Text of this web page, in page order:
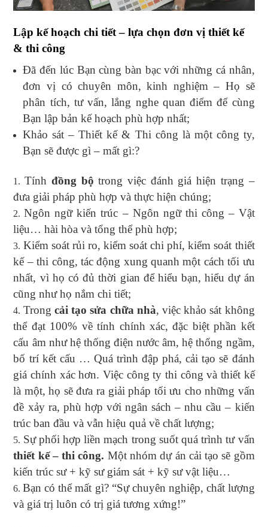
Lập kế hoạch chi tiết – lựa chọn đơn vị thiết kế
& thi công
Đã đến lúc Bạn cùng bàn bạc với những cá nhân,
đơn vị có chuyên môn, kinh nghiệm – Họ sẽ
phân tích, tư vấn, lắng nghe quan điểm để cùng
Bạn lập bản kế hoạch phù hợp nhất;
Khảo sát – Thiết kế & Thi công là một công ty,
Bạn sẽ được gì – mất gì:?
Tính đồng bộtrong việc đánh giá hiện trạng –
đưa giải pháp phù hợp và thực hiện chúng;
Ngôn ngữ kiến trúc – Ngôn ngữ thi công – Vật
liệu… hài hòa và tổng thể phù hợp;
Kiểm soát rủi ro, kiểm soát chi phí, kiểm soát thiết
kế – thi công, tác động xung quanh một cách tối ưu
nhất, vì họ có đủ thời gian để hiểu bạn, hiểu dự án
cũng như họ nắm chi tiết;
Trong cải tạo sửa chữa nhà, việc khảo sát không
thể đạt 100% về tính chính xác, đặc biệt phần kết
cấu âm như hệ thống điện nước âm, hệ thống ngầm,
bố trí kết cấu … Quá trình đập phá, cải tạo sẽ đánh
giá chính xác hơn. Việc công ty thi công và thiết kế
là một, họ sẽ đưa ra giải pháp tối ưu cho những vấn
đề xảy ra, phù hợp với ngân sách – nhu cầu – kiến
trúc ban đầu và vẫn hiệu quả về chất lượng;
Sự phối hợp liền mạch trong suốt quá trình tư vấn
thiết kế – thi công. Một nhóm dự án cải tạo sẽ gồm
kiến trúc sư + kỹ sư giám sát + kỹ sư vật liệu…
Bạn có thể mất gì? “Sự chuyên nghiệp, chất lượng
và giá trị luôn có trị giá tương xứng!”